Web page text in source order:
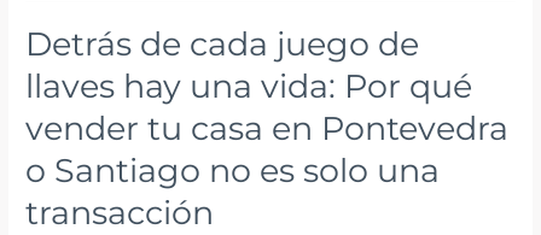
Detrás de cada juego de
llaves hay una vida: Por qué
vender tu casa en Pontevedra
o Santiago no es solo una
transacción